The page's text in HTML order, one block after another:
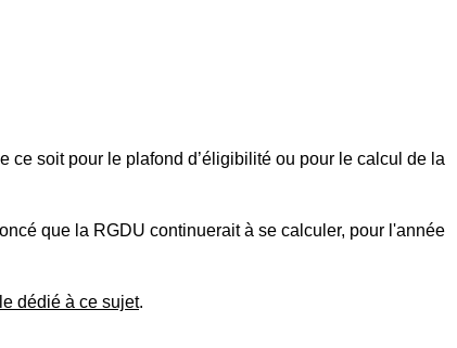
ce soit pour le plafond d’éligibilité ou pour le calcul de la
que la RGDU continuerait à se calculer, pour l'année
dédié à ce sujet.